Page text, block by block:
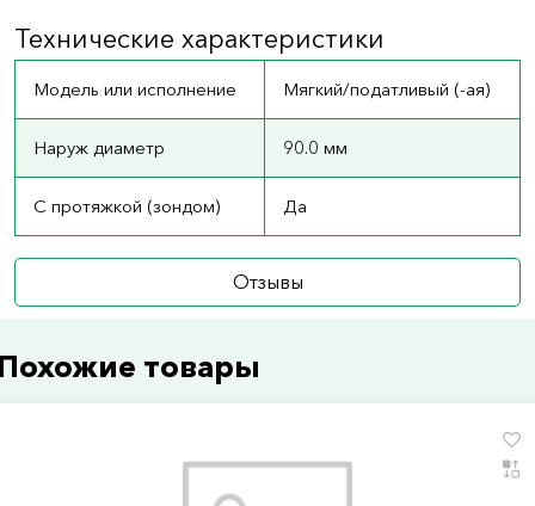
Технические характеристики
Модель или исполнение Мягкий/податливый (-ая)
Наруж диаметр 90.0 мм
С протяжкой (зондом) Да
Отзывы
товары